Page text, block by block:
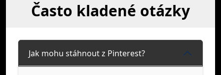
Často kladené otázky
Jak mohu stáhnout z Pinterest?